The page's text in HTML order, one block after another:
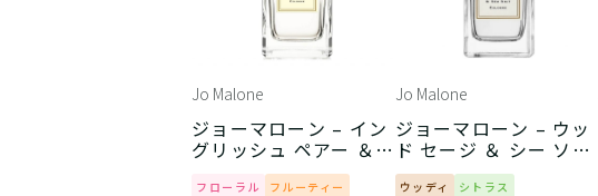
Jo Malone
ジョーマローン – イン
グリッシュ ペアー ＆
フリージア
フローラル フルーティー
Jo Malone
ジョーマローン – ウッ
ド セージ ＆ シー ソル
ト
ウッディ シトラス